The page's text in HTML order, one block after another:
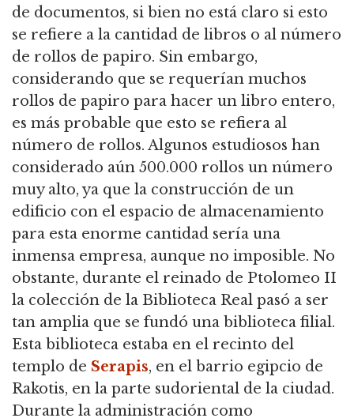
de documentos, si bien no está claro si esto
se refiere a la cantidad de libros o al número
de rollos de papiro. Sin embargo,
considerando que se requerían muchos
rollos de papiro para hacer un libro entero,
es más probable que esto se refiera al
número de rollos. Algunos estudiosos han
considerado aún 500.000 rollos un número
muy alto, ya que la construcción de un
edificio con el espacio de almacenamiento
para esta enorme cantidad sería una
inmensa empresa, aunque no imposible. No
obstante, durante el reinado de Ptolomeo II
la colección de la Biblioteca Real pasó a ser
tan amplia que se fundó una biblioteca filial.
Esta biblioteca estaba en el recinto del
templo de Serapis, en el barrio egipcio de
Rakotis, en la parte sudoriental de la ciudad.
Durante la administración como